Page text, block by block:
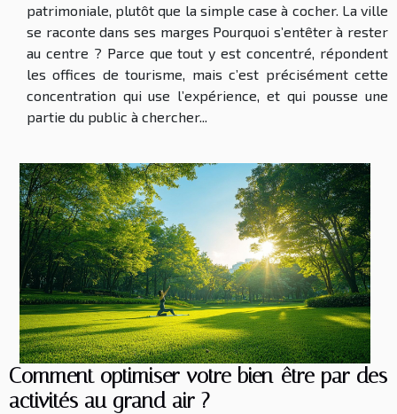
patrimoniale, plutôt que la simple case à cocher. La ville
se raconte dans ses marges Pourquoi s’entêter à rester
au centre ? Parce que tout y est concentré, répondent
les offices de tourisme, mais c’est précisément cette
concentration qui use l’expérience, et qui pousse une
partie du public à chercher...
Comment optimiser votre bien-être par des
activités au grand air ?